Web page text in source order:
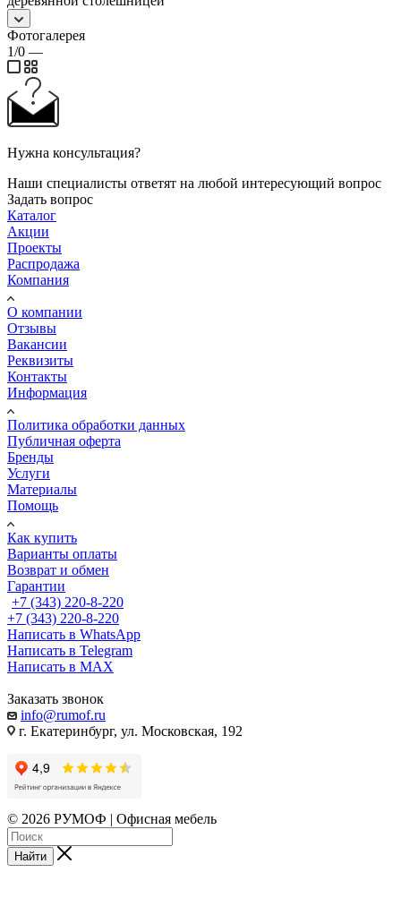
Фотогалерея
1/0 —
Нужна консультация?
Наши специалисты ответят на любой интересующий вопрос
Задать вопрос
Каталог
Акции
Проекты
Распродажа
Компания
О компании
Отзывы
Вакансии
Реквизиты
Контакты
Информация
Политика обработки данных
Публичная оферта
Бренды
Услуги
Материалы
Помощь
Как купить
Варианты оплаты
Возврат и обмен
Гарантии
+7 (343) 220-8-220
+7 (343) 220-8-220
Написать в WhatsApp
Написать в Telegram
Написать в MAX
Заказать звонок
info@rumof.ru
г. Екатеринбург, ул. Московская, 192
© 2026 РУМОФ | Офисная мебель
Найти